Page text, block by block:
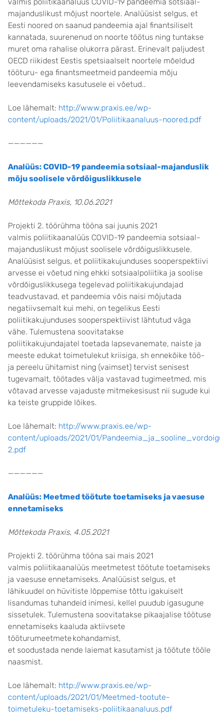
majanduslikust mõjust noortele. Analüüsist selgus, et
Eesti noored on saanud pandeemia ajal finantsiliselt
kannatada, suurenenud on noorte töötus ning tuntakse
muret oma rahalise olukorra pärast. Erinevalt paljudest
OECD riikidest Eestis spetsiaalselt noortele mõeldud
tööturu- ega finantsmeetmeid pandeemia mõju
leevendamiseks kasutusele ei võetud..
Loe lähemalt: http://www.praxis.ee/wp-
content/uploads/2021/01/Poliitikaanaluus-noored.pdf
——————
Analüüs: COVID-19 pandeemia sotsiaal-majanduslik
mõju soolisele võrdõiguslikkusele
Mõttekoda Praxis, 10.06.2021
Projekti 2. töörühma tööna sai juunis 2021
valmis poliitikaanalüüs COVID-19 pandeemia sotsiaal-
majanduslikust mõjust soolisele võrdõiguslikkusele.
Analüüsist selgus, et poliitikakujunduses sooperspektiivi
arvesse ei võetud ning ehkki sotsiaalpoliitika ja soolise
võrdõiguslikkusega tegelevad poliitikakujundajad
teadvustavad, et pandeemia võis naisi mõjutada
negatiivsemalt kui mehi, on tegelikus Eesti
poliitikakujunduses sooperspektiivist lähtutud väga
vähe. Tulemustena soovitatakse
poliitikakujundajatel toetada lapsevanemate, naiste ja
meeste edukat toimetulekut kriisiga, sh ennekõike töö-
ja pereelu ühitamist ning (vaimset) tervist senisest
tugevamalt, töötades välja vastavad tugimeetmed, mis
võtavad arvesse vajaduste mitmekesisust nii sugude kui
ka teiste gruppide lõikes.
Loe lähemalt: http://www.praxis.ee/wp-
content/uploads/2021/01/
2.pdf
——————
Analüüs: Meetmed töötute toetamiseks ja vaesuse
ennetamiseks
Mõttekoda Praxis, 4.05.2021
Projekti 2. töörühma tööna sai mais 2021
valmis poliitikaanalüüs meetmetest töötute toetamiseks
ja vaesuse ennetamiseks. Analüüsist selgus, et
lähikuudel on hüvitiste lõppemise tõttu igakuiselt
lisandumas tuhandeid inimesi, kellel puudub igasugune
sissetulek. Tulemustena soovitatakse pikaajalise töötuse
ennetamiseks kaaluda aktiivsete
tööturumeetmete kohandamist,
et soodustada nende laiemat kasutamist ja töötute tööle
naasmist.
Loe lähemalt: http://www.praxis.ee/wp-
content/uploads/2021/01/Meetmed-tootute-
toimetuleku-toetamiseks-poliitikaanaluus.pdf